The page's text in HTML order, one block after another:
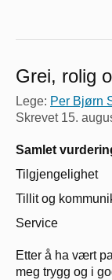
Grei, rolig
Lege: Per Bjørn
Skrevet 15.
Samlet
Tilgjengelighet
Tillit og
Service
Etter å ha vært
meg trygg og i